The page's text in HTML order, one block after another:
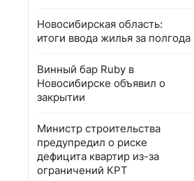
Новосибирская область:
итоги ввода жилья за полгода
Винный бар Ruby в
Новосибирске объявил о
закрытии
Министр строительства
предупредил о риске
дефицита квартир из-за
ограничений КРТ